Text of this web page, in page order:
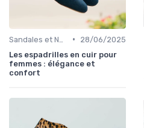
•
28/06/2025
Les espadrilles en cuir pour
femmes : élégance et
confort